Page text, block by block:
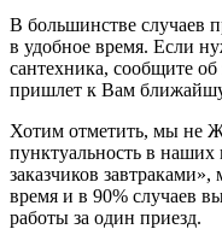
В большинстве случаев
в удобное время. Если
сантехника, сообщите
пришлет к Вам
Хотим отметить, мы не
пунктуальность в
заказчиков
время и в 90% случаев
работы за один приезд.